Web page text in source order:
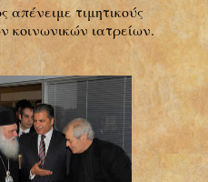
τιμητικούς
κοινωνικών ιατρείων.